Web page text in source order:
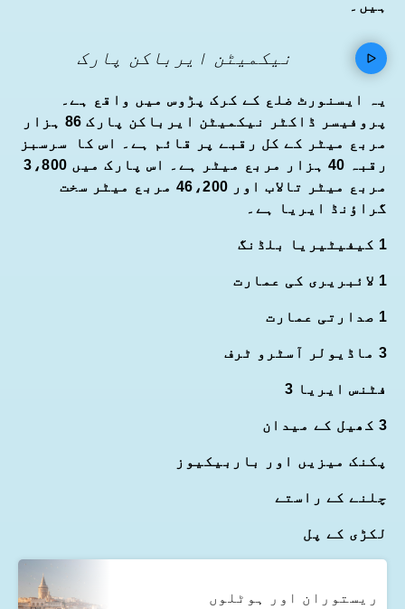
ہیں۔
نیکمیٹن ایرباکن پارک
یہ ایسنورٹ ضلع کے کرک پڑوس میں واقع ہے۔
پروفیسر ڈاکٹر نیکمیٹن ایرباکن پارک 86 ہزار
مربع میٹر کے کل رقبے پر قائم ہے۔ اس کا سرسبز
رقبہ 40 ہزار مربع میٹر ہے۔ اس پارک میں 3،800
مربع میٹر تالاب اور 46،200 مربع میٹر سخت
گراؤنڈ ایریا ہے۔
1 کیفیٹیریا بلڈنگ
1 لائبریری کی عمارت
1 صدارتی عمارت
3 ماڈیولر آسٹرو ٹرف
فٹنس ایریا 3
3 کھیل کے میدان
پکنک میزیں اور باربیکیوز
چلنے کے راستے
لکڑی کے پل
ریستوران اور ہوٹلوں